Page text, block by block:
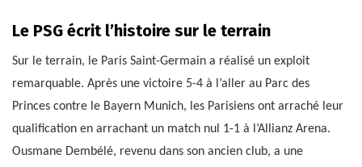
Le PSG écrit l’histoire sur le terrain
Sur le terrain, le Paris Saint-Germain a réalisé un exploit
remarquable. Après une victoire 5-4 à l’aller au Parc des
Princes contre le Bayern Munich, les Parisiens ont arraché leur
qualification en arrachant un match nul 1-1 à l’Allianz Arena.
Ousmane Dembélé, revenu dans son ancien club, a une